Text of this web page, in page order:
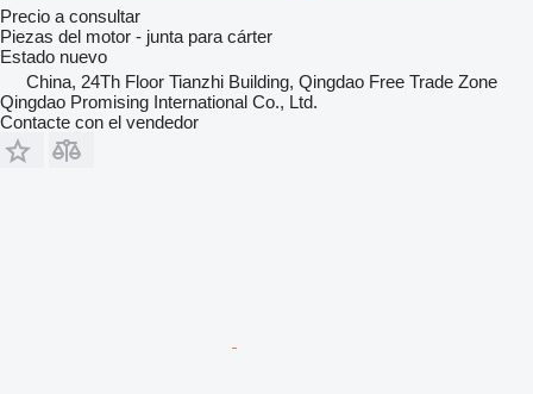
Precio a consultar
Piezas del motor - junta para cárter
Estado nuevo
China, 24Th Floor Tianzhi Building, Qingdao Free Trade Zone
Qingdao Promising International Co., Ltd.
Contacte con el vendedor